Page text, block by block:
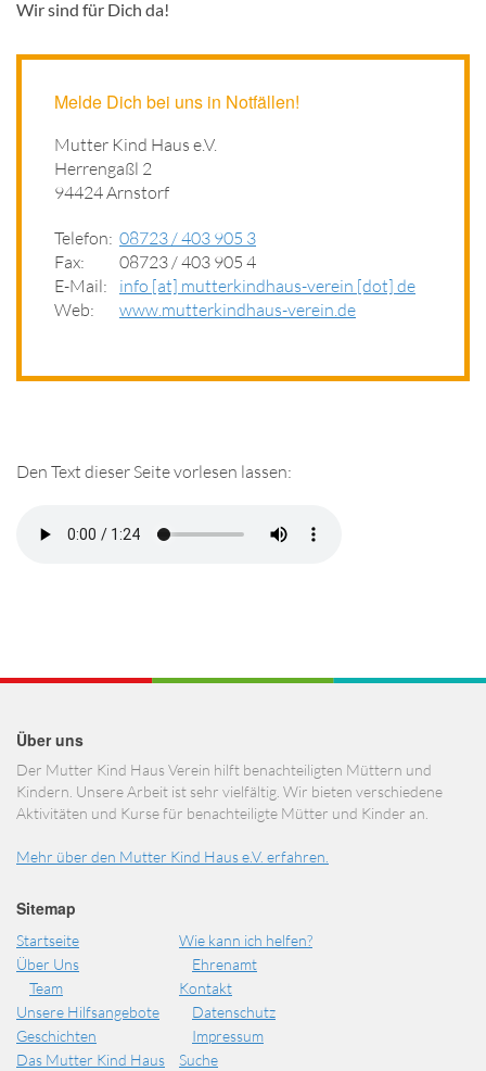
Wir sind für Dich da!
Melde Dich bei uns in Notfällen!
Mutter Kind Haus e.V.
Herrengaßl 2
94424 Arnstorf
Telefon: 08723 / 403 905 3
Fax:
08723 / 403 905 4
E-Mail:
info [at] mutterkindhaus-verein [dot] de
Web:
www.mutterkindhaus-verein.de
Den Text dieser Seite vorlesen lassen:
Über uns
Der Mutter Kind Haus Verein hilft benachteiligten Müttern und
Kindern. Unsere Arbeit ist sehr vielfältig. Wir bieten verschiedene
Aktivitäten und Kurse für benachteiligte Mütter und Kinder an.
Mehr über den Mutter Kind Haus e.V. erfahren.
Sitemap
Startseite
Über Uns
Team
Unsere Hilfsangebote
Geschichten
Das Mutter Kind Haus
Wie kann ich helfen?
Ehrenamt
Kontakt
Datenschutz
Impressum
Suche